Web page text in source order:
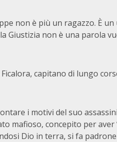
non è più un ragazzo. È
Giustizia non è una parola
capitano di lungo
i motivi del suo
mafioso, concepito per aver
Dio in terra, si fa